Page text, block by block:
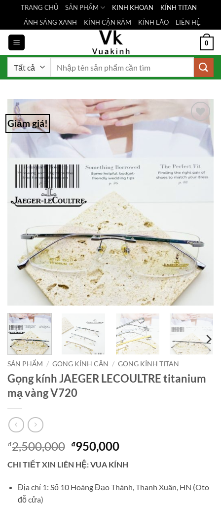
nội
dung
TRANG CHỦ SẢN PHẨM KINH KHOAN
KÍNH TITAN
ÁNH SÁNG XANH
KÍNH CẬN RÂM KÍNH LÃO LIÊN HỆ
0
Giảm giá!
Add to
Wishlist
SẢN PHẨM / GỌNG KÍNH CẬN / GỌNG KÍNH TITAN
Gọng kính JAEGER LECOULTRE titanium
mạ vàng V720
₫2,500,000 Giá
gốc
là:
₫2,500,000.
₫950,000Giá
tại
là:
₫950,000.
CHI TIẾT XIN LIÊN HỆ: VUA KÍNH
Địa chỉ 1: Số 10 Hoàng Đạo Thành, Thanh Xuân, HN (Oto
đỗ cửa)